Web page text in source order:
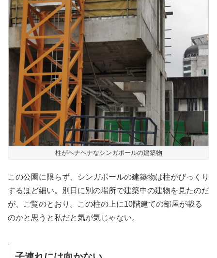
柱がヘナヘナなシンガポールの建築物
この公園に限らず、シンガポールの建築物は柱がびっくり
するほど細い。別日に別の場所で建築中の建物を見たのだ
が、ご覧のとおり。この柱の上に10階建ての部屋が載る
のかと思うと私だと気が気じゃない。